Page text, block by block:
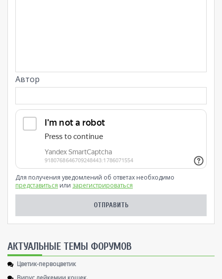
Автор
Для получения уведомлений об ответах необходимо
представиться или зарегистрироваться
AКТУАЛЬНЫЕ ТЕМЫ ФОРУМОВ
Цветик-первоцветик